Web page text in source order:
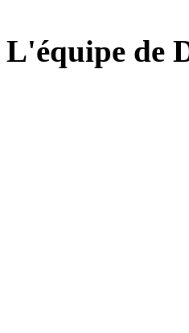
L'équipe de